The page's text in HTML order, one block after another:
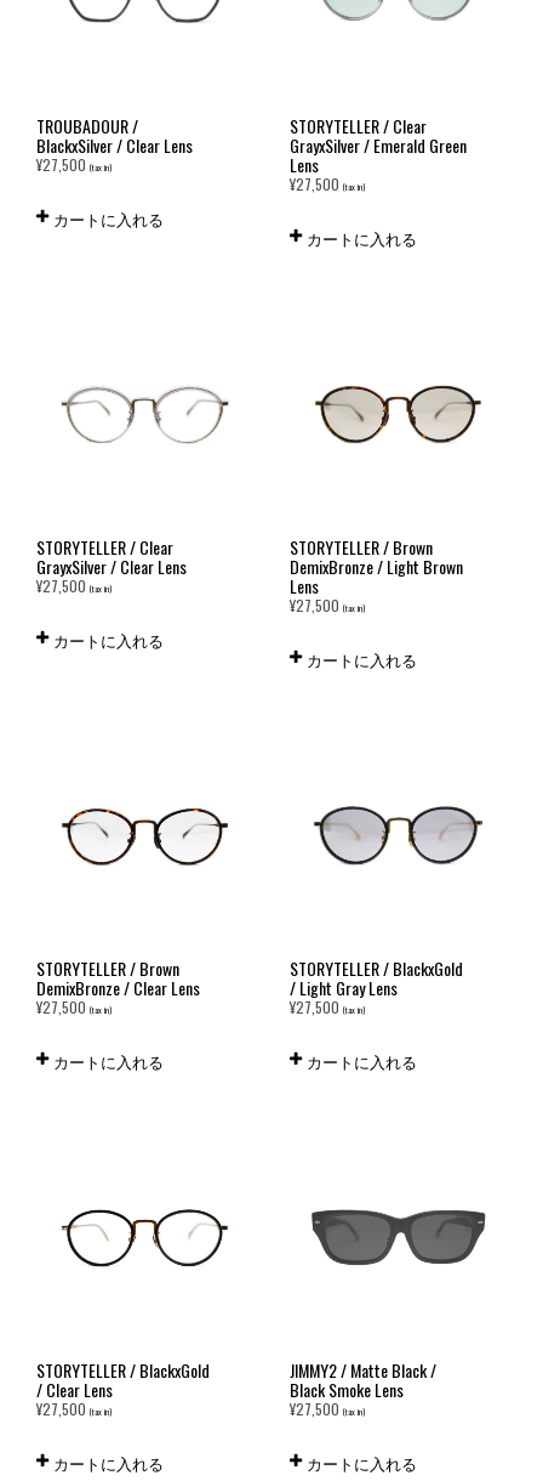
TROUBADOUR /
BlackxSilver / Clear Lens
¥27,500 (tax in)
カートに入れる
STORYTELLER / Clear
GrayxSilver / Emerald Green
Lens
¥27,500 (tax in)
カートに入れる
STORYTELLER / Clear
GrayxSilver / Clear Lens
¥27,500 (tax in)
カートに入れる
STORYTELLER / Brown
DemixBronze / Light Brown
Lens
¥27,500 (tax in)
カートに入れる
STORYTELLER / Brown
DemixBronze / Clear Lens
¥27,500 (tax in)
カートに入れる
STORYTELLER / BlackxGold
/ Light Gray Lens
¥27,500 (tax in)
カートに入れる
STORYTELLER / BlackxGold
/ Clear Lens
¥27,500 (tax in)
カートに入れる
JIMMY2 / Matte Black /
Black Smoke Lens
¥27,500 (tax in)
カートに入れる